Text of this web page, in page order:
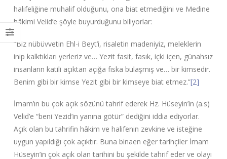
halifeliğine muhalif olduğunu, ona biat etmediğini ve Medine
hâkimi Velid’e şöyle buyurduğunu biliyorlar:
“Biz nübüvvetin Ehl-i Beyt’i, risaletin madeniyiz, meleklerin
inip kalktıkları yerleriz ve… Yezit fasit, fasık, içki içen, günahsız
insanların katili açıktan açığa fıska bulaşmış ve… bir kimsedir.
Benim gibi bir kimse Yezit gibi bir kimseye biat etmez.”[2]
İmam’ın bu çok açık sözünü tahrif ederek Hz. Hüseyin’in (a.s)
Velid’e “beni Yezid’in yanına götür” dediğini iddia ediyorlar.
Açık olan bu tahrifin hâkim ve halifenin zevkine ve isteğine
uygun yapıldığı çok açıktır. Buna binaen eğer tarihçiler İmam
Hüseyin’in çok açık olan tarihini bu şekilde tahrif eder ve olayı